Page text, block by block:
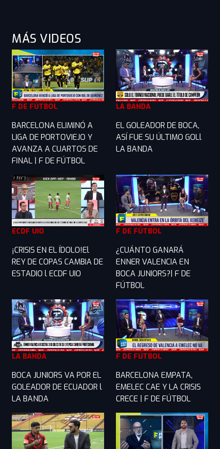
MÁS VIDEOS
F DE FÚTBOL
BARCELONA ELIMINÓ A
LIGA DE PORTOVIEJO Y
AVANZA A CUARTOS DE
FINAL | F DE FÚTBOL
LA BANDA
EL GOLEADOR DE BOCA,
ASÍ FUE SU ÚLTIMO GOLl
LA BANDA
ECDF UIO
¡CRISIS EN EL ÍDOLO!El
REY DE COPAS CAMBIA DE
ESTADIO l ECDF UIO
F DE FÚTBOL
¿CUÁNTO GANARÁ
ENNER VALENCIA EN
BOCA JUNIORS?| F DE
FÚTBOL
LA BANDA
BOCA JUNIORS VA POR EL
GOLEADOR DE ECUADOR l
LA BANDA
F DE FÚTBOL
BARCELONA EMPATA,
EMELEC CAE Y LA CRISIS
CRECE | F DE FÚTBOL